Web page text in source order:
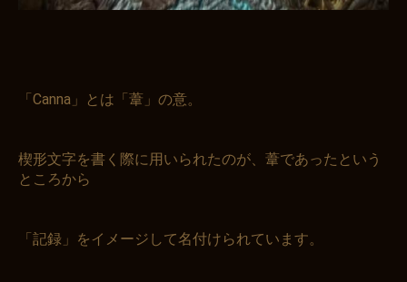
「Canna」とは「葦」の意。
楔形文字を書く際に用いられたのが、葦であったという
ところから
「記録」をイメージして名付けられています。